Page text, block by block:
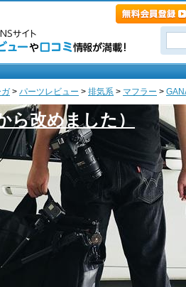
ガ > パーツレビュー > 排気系 > マフラー >
改めました）